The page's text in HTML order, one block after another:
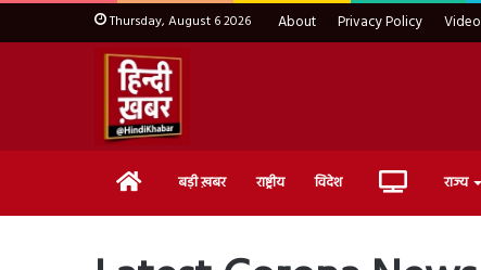
Thursday, August 6 2026 About Privacy Policy Video
Home बड़ी ख़बर राष्ट्रीय विदेश Live राज्य